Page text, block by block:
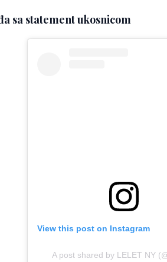
sa statement ukosnicom
View this post on Instagram
A post shared by LELET NY